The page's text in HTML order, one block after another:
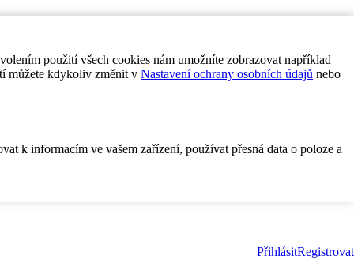
použití všech cookies nám umožníte zobrazovat například
můžete kdykoliv změnit v Nastavení ochrany osobních údajů nebo
k informacím ve vašem zařízení, používat přesná data o poloze a
PřihlásitRegistrovat